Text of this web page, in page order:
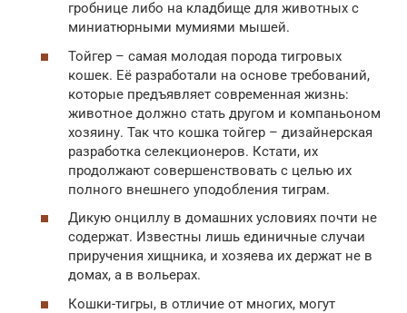
гробнице либо на кладбище для животных с
миниатюрными мумиями мышей.
Тойгер – самая молодая порода тигровых
кошек. Её разработали на основе требований,
которые предъявляет современная жизнь:
животное должно стать другом и компаньоном
хозяину. Так что кошка тойгер – дизайнерская
разработка селекционеров. Кстати, их
продолжают совершенствовать с целью их
полного внешнего уподобления тиграм.
Дикую онциллу в домашних условиях почти не
содержат. Известны лишь единичные случаи
приручения хищника, и хозяева их держат не в
домах, а в вольерах.
Кошки-тигры, в отличие от многих, могут